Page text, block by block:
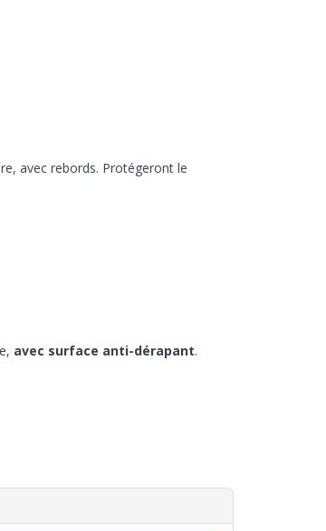
avec rebords. Protégeront le
avec surface anti-dérapant.